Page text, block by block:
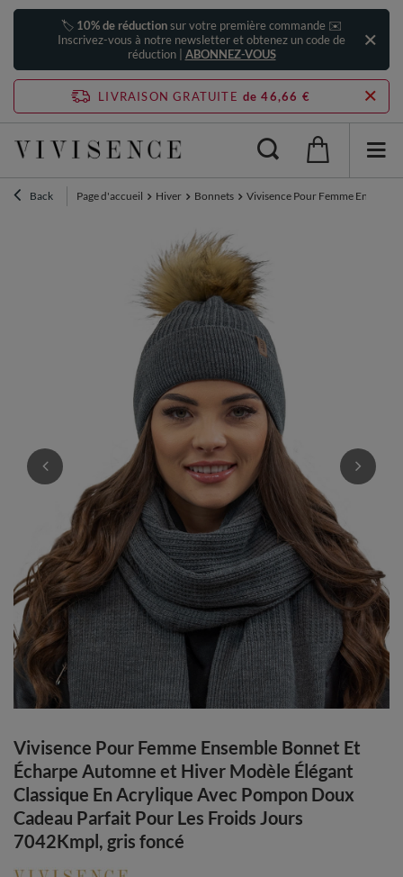
🏷️ 10% de réductionsur votre première commande ✉️
Inscrivez-vous à notre newsletter et obtenez un code de
réduction | ABONNEZ-VOUS
LIVRAISON GRATUITE de 46,66 €
Back Page d'accueil Hiver Bonnets Vivisence Pour Femme
Vivisence Pour Femme Ensemble Bonnet Et
Écharpe Automne et Hiver Modèle Élégant
Classique En Acrylique Avec Pompon Doux
Cadeau Parfait Pour Les Froids Jours
7042Kmpl, gris foncé